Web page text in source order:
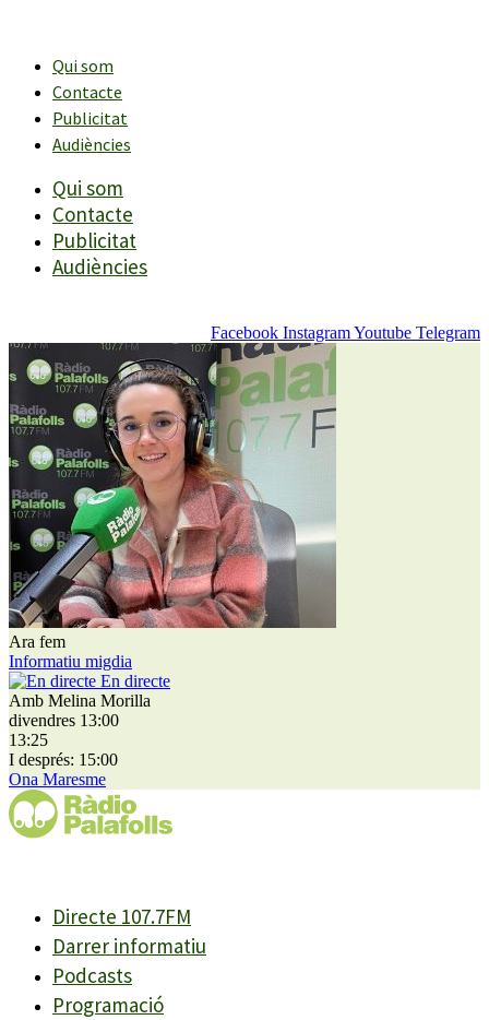
contingutQui som
Contacte
Publicitat
Audiències
Qui som
Contacte
Publicitat
Audiències
Facebook InstagramYoutube Telegram
Ara fem
Informatiu migdia
En directe
Amb Melina Morilla
divendres 13:00
13:25
I després: 15:00
Ona Maresme
Directe 107.7FM
Darrer informatiu
Podcasts
Programació